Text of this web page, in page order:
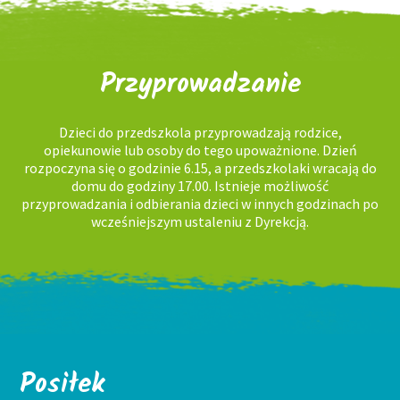
Przyprowadzanie
Dzieci do przedszkola przyprowadzają rodzice,
opiekunowie lub osoby do tego upoważnione. Dzień
rozpoczyna się o godzinie 6.15, a przedszkolaki wracają do
domu do godziny 17.00. Istnieje możliwość
przyprowadzania i odbierania dzieci w innych godzinach po
wcześniejszym ustaleniu z Dyrekcją.
Posiłek